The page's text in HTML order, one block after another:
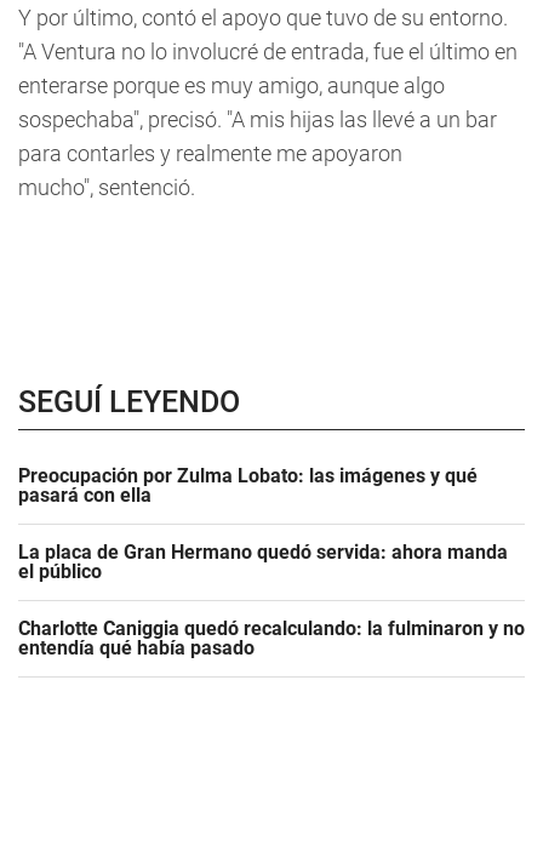
Y por último, contó el apoyo que tuvo de su entorno.
"A Ventura no lo involucré de entrada, fue el último en
enterarse porque es muy amigo, aunque algo
sospechaba", precisó. "A mis hijas las llevé a un bar
para contarles y realmente me apoyaron
mucho", sentenció.
SEGUÍ LEYENDO
Preocupación por Zulma Lobato: las imágenes y qué
pasará con ella
La placa de Gran Hermano quedó servida: ahora manda
el público
Charlotte Caniggia quedó recalculando: la fulminaron y no
entendía qué había pasado